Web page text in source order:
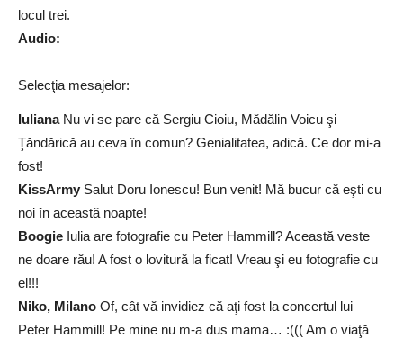
locul trei.
Audio:
Selecţia mesajelor:
Iuliana Nu vi se pare că Sergiu Cioiu, Mădălin Voicu şi
Ţăndărică au ceva în comun? Genialitatea, adică. Ce dor mi-a
fost!
KissArmy Salut Doru Ionescu! Bun venit! Mă bucur că eşti cu
noi în această noapte!
Boogie Iulia are fotografie cu Peter Hammill? Această veste
ne doare rău! A fost o lovitură la ficat! Vreau şi eu fotografie cu
el!!!
Niko, Milano Of, cât vă invidiez că aţi fost la concertul lui
Peter Hammill! Pe mine nu m-a dus mama… :((( Am o viaţă